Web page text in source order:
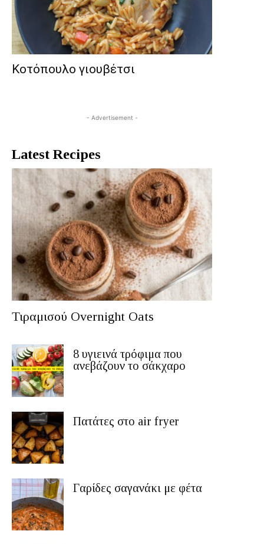
Κοτόπουλο γιουβέτσι
- Advertisement -
Latest Recipes
Τιραμισού Overnight Oats
8 υγιεινά τρόφιμα που
ανεβάζουν το σάκχαρο
Πατάτες στο air fryer
Γαρίδες σαγανάκι με φέτα